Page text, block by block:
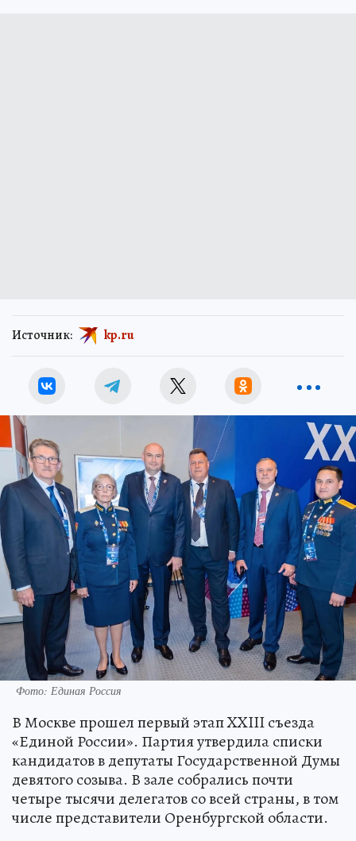
Источник: kp.ru
Фото: Единая Россия
В Москве прошел первый этап XXIII съезда
«Единой России». Партия утвердила списки
кандидатов в депутаты Государственной Думы
девятого созыва. В зале собрались почти
четыре тысячи делегатов со всей страны, в том
числе представители Оренбургской области.